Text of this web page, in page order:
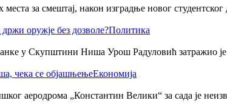
за смештај, након изградње новог
Политика
у Скупштини Ниша Урош Радуловић затражио је
Економија
аеродрома „Константин Велики“ за сада је